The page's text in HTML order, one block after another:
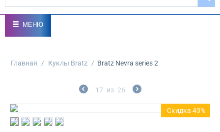
МЕНЮ
Главная / Куклы Bratz / Bratz Nevra series 2
17 из 26
Скидка 43%